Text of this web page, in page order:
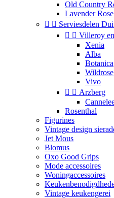
Old Country
Lavender Rose
  Serviesdelen
  Villeroy
Xenia
Alba
Botanica
Wildrose
Vivo
  Arzberg
Rosenthal
Figurines
Vintage design
Jet Mous
Blomus
Oxo Good Grips
Mode accessoires
Woningaccessoires
Vintage keukengerei